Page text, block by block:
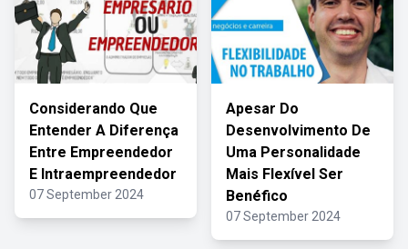
Considerando Que
Entender A Diferença
Entre Empreendedor
E Intraempreendedor
07 September 2024
Apesar Do
Desenvolvimento De
Uma Personalidade
Mais Flexível Ser
Benéfico
07 September 2024